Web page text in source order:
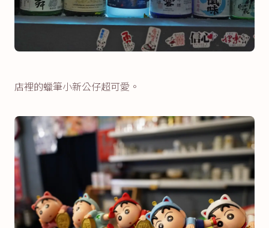
店裡的蠟筆小新公仔超可愛。